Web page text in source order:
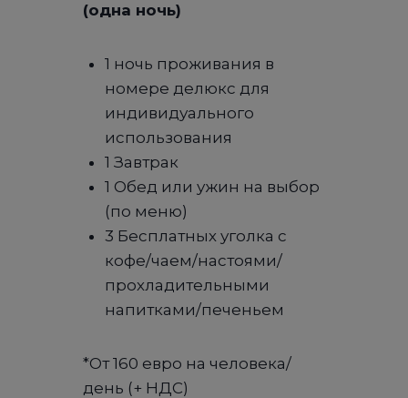
(одна ночь)
1 ночь проживания в
номере делюкс для
индивидуального
использования
1 Завтрак
1 Обед или ужин на выбор
(по меню)
3 Бесплатных уголка с
кофе/чаем/настоями/
прохладительными
напитками/печеньем
*От 160 евро на человека/
день (+ НДС)